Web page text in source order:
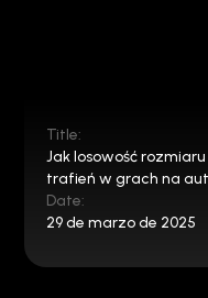
Title:
Jak losowość
trafień w grach na
Date:
29 de marzo de 2025